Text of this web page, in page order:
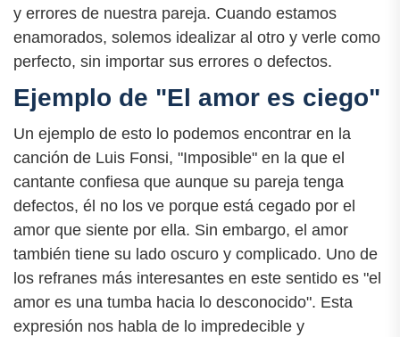
y errores de nuestra pareja. Cuando estamos
enamorados, solemos idealizar al otro y verle como
perfecto, sin importar sus errores o defectos.
Ejemplo de "El amor es ciego"
Un ejemplo de esto lo podemos encontrar en la
canción de Luis Fonsi, "Imposible" en la que el
cantante confiesa que aunque su pareja tenga
defectos, él no los ve porque está cegado por el
amor que siente por ella. Sin embargo, el amor
también tiene su lado oscuro y complicado. Uno de
los refranes más interesantes en este sentido es "el
amor es una tumba hacia lo desconocido". Esta
expresión nos habla de lo impredecible y